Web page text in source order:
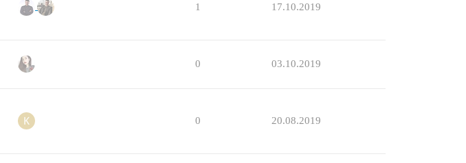
1 17.10.2019
0 03.10.2019
0 20.08.2019